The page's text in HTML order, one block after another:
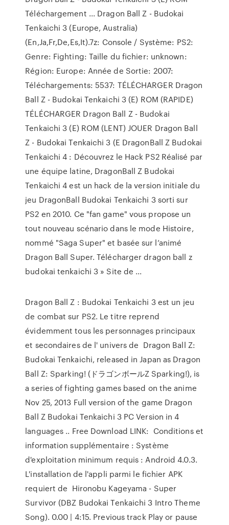
Téléchargement ... Dragon Ball Z - Budokai
Tenkaichi 3 (Europe, Australia)
(En,Ja,Fr,De,Es,It).7z: Console / Système: PS2:
Genre: Fighting: Taille du fichier: unknown:
Région: Europe: Année de Sortie: 2007:
Téléchargements: 5537: TÉLÉCHARGER Dragon
Ball Z - Budokai Tenkaichi 3 (E) ROM (RAPIDE)
TÉLÉCHARGER Dragon Ball Z - Budokai
Tenkaichi 3 (E) ROM (LENT) JOUER Dragon Ball
Z - Budokai Tenkaichi 3 (E DragonBall Z Budokai
Tenkaichi 4 : Découvrez le Hack PS2 Réalisé par
une équipe latine, DragonBall Z Budokai
Tenkaichi 4 est un hack de la version initiale du
jeu DragonBall Budokai Tenkaichi 3 sorti sur
PS2 en 2010. Ce "fan game" vous propose un
tout nouveau scénario dans le mode Histoire,
nommé "Saga Super" et basée sur l’animé
Dragon Ball Super. Télécharger dragon ball z
budokai tenkaichi 3 » Site de ...
Dragon Ball Z : Budokai Tenkaichi 3 est un jeu
de combat sur PS2. Le titre reprend
évidemment tous les personnages principaux
et secondaires de l' univers de Dragon Ball Z:
Budokai Tenkaichi, released in Japan as Dragon
Ball Z: Sparking! (ドラゴンボールZ Sparking!), is
a series of fighting games based on the anime
Nov 25, 2013 Full version of the game Dragon
Ball Z Budokai Tenkaichi 3 PC Version in 4
languages ​​.. Free Download LINK: Conditions et
information supplémentaire : Système
d'exploitation minimum requis : Android 4.0.3.
L'installation de l'appli parmi le fichier APK
requiert de Hironobu Kageyama - Super
Survivor (DBZ Budokai Tenkaichi 3 Intro Theme
Song). 0.00 | 4:15. Previous track Play or pause